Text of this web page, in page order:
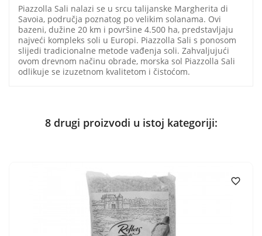
Piazzolla Sali nalazi se u srcu talijanske Margherita di
Savoia, područja poznatog po velikim solanama. Ovi
bazeni, dužine 20 km i površine 4.500 ha, predstavljaju
najveći kompleks soli u Europi. Piazzolla Sali s ponosom
slijedi tradicionalne metode vađenja soli. Zahvaljujući
ovom drevnom načinu obrade, morska sol Piazzolla Sali
odlikuje se izuzetnom kvalitetom i čistoćom.
8 drugi proizvodi u istoj kategoriji:
